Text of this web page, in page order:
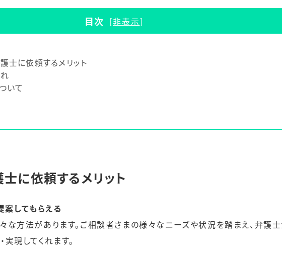
目次 [非表示]
士に依頼するメリット
いて
に依頼するメリット
してもらえる
な方法があります。ご相談者さまの様々なニーズや状況を踏まえ、弁護
現してくれます。